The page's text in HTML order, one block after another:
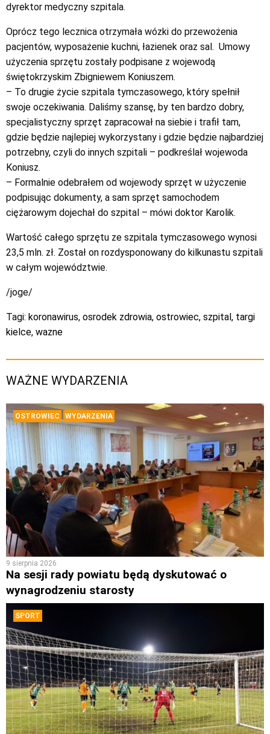
dyrektor medyczny szpitala.
Oprócz tego lecznica otrzymała wózki do przewożenia
pacjentów, wyposażenie kuchni, łazienek oraz sal. Umowy
użyczenia sprzętu zostały podpisane z wojewodą
świętokrzyskim Zbigniewem Koniuszem.
– To drugie życie szpitala tymczasowego, który spełnił
swoje oczekiwania. Daliśmy szansę, by ten bardzo dobry,
specjalistyczny sprzęt zapracował na siebie i trafił tam,
gdzie będzie najlepiej wykorzystany i gdzie będzie najbardziej
potrzebny, czyli do innych szpitali – podkreślał wojewoda
Koniusz.
– Formalnie odebrałem od wojewody sprzęt w użyczenie
podpisując dokumenty, a sam sprzęt samochodem
ciężarowym dojechał do szpital – mówi doktor Karolik.
Wartość całego sprzętu ze szpitala tymczasowego wynosi
23,5 mln. zł. Został on rozdysponowany do kilkunastu szpitali
w całym województwie.
/joge/
Tagi: koronawirus, osrodek zdrowia, ostrowiec, szpital, targi
kielce, wazne
WAŻNE WYDARZENIA
OSTROWIEC WYDARZENIA
9 sierpnia 2026
Na sesji rady powiatu będą dyskutować o
wynagrodzeniu starosty
SPORT